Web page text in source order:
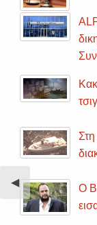
Previous
Slide
◀︎
Ο